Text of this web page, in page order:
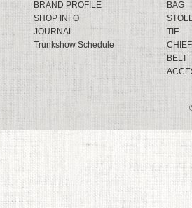
BRAND PROFILE
SHOP INFO
JOURNAL
Trunkshow Schedule
BAG
TIE
CHIEF
BELT